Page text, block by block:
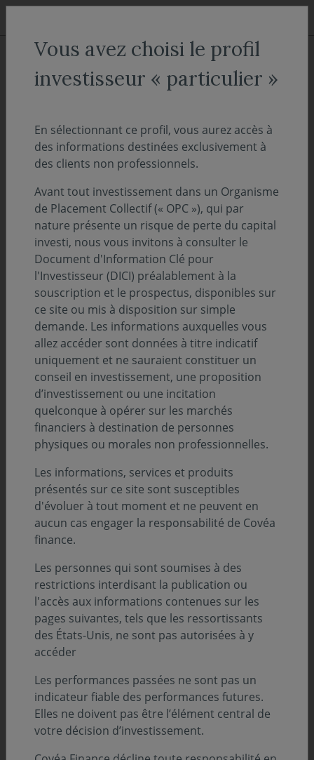
Aller au menu
Aller au contenu
ACCUEIL Nos fonds
Taux & Monétaires
ISIN :FR0000289472
Valeur liquidative au 06/08/2026 :
121.30€
Sélectionnez une part
ACCÈS DIRECT
Description
Infos clés
Profil de risque (SRI) :
Niveau
1 Niveau
2 Niveau
3 Niveau
4 Niveau
5 Niveau
6
Durée de placement minimum conseillée :
3 ans
Zone d’investissement :
Devise :
EURO
Classification SFDR :
Art. 8
Position-recommandation AMF :
Catégorie 2 AMF
Label :
Vous avez choisi le profil
investisseur « particulier »
En sélectionnant ce profil, vous aurez accès à
des informations destinées exclusivement à
des clients non professionnels.
Avant tout investissement dans un Organisme
de Placement Collectif (« OPC »), qui par
nature présente un risque de perte du capital
investi, nous vous invitons à consulter le
Document d'Information Clé pour
l'Investisseur (DICI) préalablement à la
souscription et le prospectus, disponibles sur
ce site ou mis à disposition sur simple
demande. Les informations auxquelles vous
allez accéder sont données à titre indicatif
uniquement et ne sauraient constituer un
conseil en investissement, une proposition
d’investissement ou une incitation
quelconque à opérer sur les marchés
financiers à destination de personnes
physiques ou morales non professionnelles.
Les informations, services et produits
présentés sur ce site sont susceptibles
d'évoluer à tout moment et ne peuvent en
aucun cas engager la responsabilité de Covéa
finance.
Les personnes qui sont soumises à des
restrictions interdisant la publication ou
l'accès aux informations contenues sur les
pages suivantes, tels que les ressortissants
des États-Unis, ne sont pas autorisées à y
accéder
Les performances passées ne sont pas un
indicateur fiable des performances futures.
Elles ne doivent pas être l’élément central de
votre décision d’investissement.